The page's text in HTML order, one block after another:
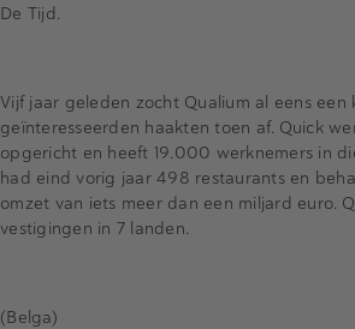
De Tijd.
Vijf jaar geleden zocht Qualium al eens een
geïnteresseerden haakten toen af. Quick
opgericht en heeft 19.000 werknemers in
had eind vorig jaar 498 restaurants en
omzet van iets meer dan een miljard euro.
vestigingen in 7 landen.
(Belga)